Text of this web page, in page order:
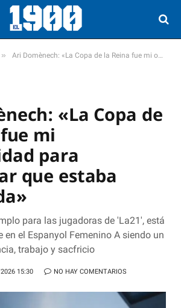
» Ari Domènech: «La Copa de la Reina fue mi oportunidad para demostrar que estaba preparada»
«La Copa de
mi
para
que estaba
para las jugadoras de 'La21', está
en el Espanyol Femenino A siendo un
trabajo y sacfricio
15:30 NO HAY COMENTARIOS